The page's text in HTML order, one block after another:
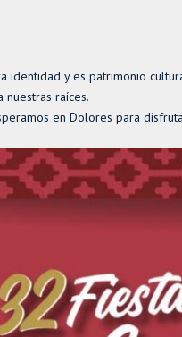
identidad y es patrimonio
raíces.
en Dolores para